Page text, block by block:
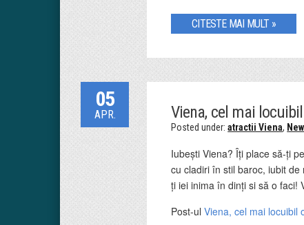
CITESTE MAI MULT »
05
APR. Viena, cel mai
Posted under:atractii Viena,
Iubești Viena? Îți place să-ți
cu cladiri în stil baroc, iubit
ți iei inima în dinți si să o
Post-ulViena, cel mai locuibil